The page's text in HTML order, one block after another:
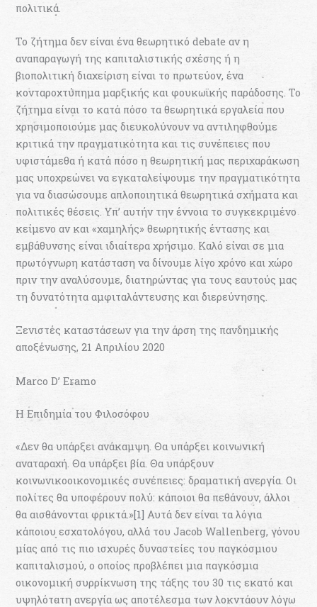
πολιτικά.
Το ζήτημα δεν είναι ένα θεωρητικό debate αν η
αναπαραγωγή της καπιταλιστικής σχέσης ή η
βιοπολιτική διαχείριση είναι το πρωτεύον, ένα
κονταροχτύπημα μαρξικής και φουκωϊκής παράδοσης. Το
ζήτημα είναι το κατά πόσο τα θεωρητικά εργαλεία που
χρησιμοποιούμε μας διευκολύνουν να αντιληφθούμε
κριτικά την πραγματικότητα και τις συνέπειες που
υφιστάμεθα ή κατά πόσο η θεωρητική μας περιχαράκωση
μας υποχρεώνει να εγκαταλείψουμε την πραγματικότητα
για να διασώσουμε απλοποιητικά θεωρητικά σχήματα και
πολιτικές θέσεις. Υπ’ αυτήν την έννοια το συγκεκριμένο
κείμενο αν και «χαμηλής» θεωρητικής έντασης και
εμβάθυνσης είναι ιδιαίτερα χρήσιμο. Καλό είναι σε μια
πρωτόγνωρη κατάσταση να δίνουμε λίγο χρόνο και χώρο
πριν την αναλύσουμε, διατηρώντας για τους εαυτούς μας
τη δυνατότητα αμφιταλάντευσης και διερεύνησης.
Ξενιστές καταστάσεων για την άρση της πανδημικής
αποξένωσης, 21 Απριλίου 2020
Marco D’ Eramo
Η Επιδημία του Φιλοσόφου
«Δεν θα υπάρξει ανάκαμψη. Θα υπάρξει κοινωνική
αναταραχή. Θα υπάρξει βία. Θα υπάρξουν
κοινωνικοοικονομικές συνέπειες: δραματική ανεργία. Οι
πολίτες θα υποφέρουν πολύ: κάποιοι θα πεθάνουν, άλλοι
θα αισθάνονται φρικτά.»[1] Αυτά δεν είναι τα λόγια
κάποιου εσχατολόγου, αλλά του Jacob Wallenberg, γόνου
μίας από τις πιο ισχυρές δυναστείες του παγκόσμιου
καπιταλισμού, ο οποίος προβλέπει μια παγκόσμια
οικονομική συρρίκνωση της τάξης του 30 τις εκατό και
υψηλότατη ανεργία ως αποτέλεσμα των λοκντάουν λόγω